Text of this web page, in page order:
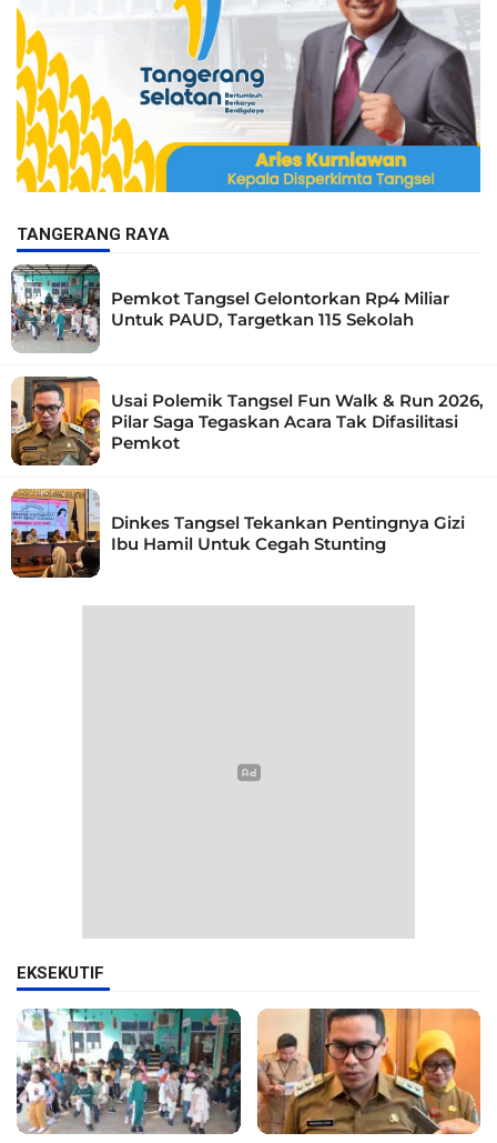
TANGERANG RAYA
Pemkot Tangsel Gelontorkan Rp4 Miliar
Untuk PAUD, Targetkan 115 Sekolah
Usai Polemik Tangsel Fun Walk & Run 2026,
Pilar Saga Tegaskan Acara Tak Difasilitasi
Pemkot
Dinkes Tangsel Tekankan Pentingnya Gizi
Ibu Hamil Untuk Cegah Stunting
EKSEKUTIF